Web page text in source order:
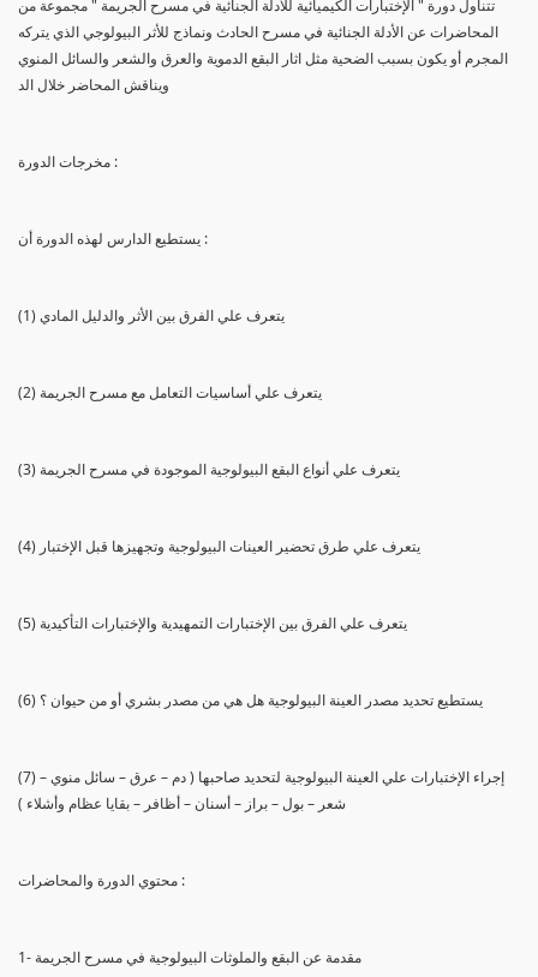
تتناول دورة " الإختبارات الكيميائية للأدلة الجنائية في مسرح الجريمة " مجموعة من
المحاضرات عن الأدلة الجنائية في مسرح الحادث ونماذج للأثر البيولوجي الذي يتركه
المجرم أو يكون بسبب الضحية مثل اثار البقع الدموية والعرق والشعر والسائل المنوي
ويناقش المحاضر خلال الد
مخرجات الدورة :
يستطيع الدارس لهذه الدورة أن :
(1) يتعرف علي الفرق بين الأثر والدليل المادي
(2) يتعرف علي أساسيات التعامل مع مسرح الجريمة
(3) يتعرف علي أنواع البقع البيولوجية الموجودة في مسرح الجريمة
(4) يتعرف علي طرق تحضير العينات البيولوجية وتجهيزها قبل الإختبار
(5) يتعرف علي الفرق بين الإختبارات التمهيدية والإختبارات التأكيدية
(6) يستطيع تحديد مصدر العينة البيولوجية هل هي من مصدر بشري أو من حيوان ؟
(7) إجراء الإختبارات علي العينة البيولوجية لتحديد صاحبها ( دم – عرق – سائل منوي –
شعر – بول – براز – أسنان – أظافر – بقايا عظام وأشلاء )
محتوي الدورة والمحاضرات :
1- مقدمة عن البقع والملوثات البيولوجية في مسرح الجريمة